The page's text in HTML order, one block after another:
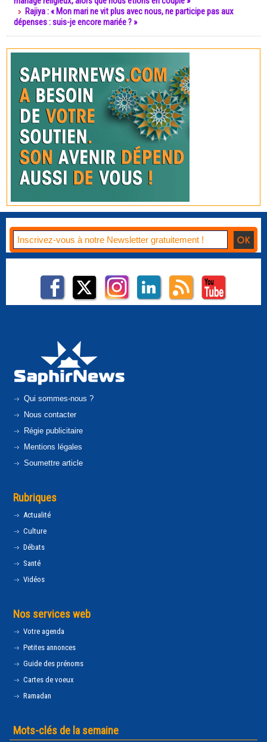
Rajiya : « Mon mari ne vit plus avec nous, ne participe pas aux
dépenses : suis-je encore mariée ? »
Qui sommes-nous ?
Nous contacter
Régie publicitaire
Mentions légales
Soumettre article
Rubriques
Actualité
Culture
Débats
Santé
Vidéos
Nos services web
Votre agenda
Petites annonces
Guide des prénoms
Cartes de voeux
Ramadan
Mots-clés de la semaine